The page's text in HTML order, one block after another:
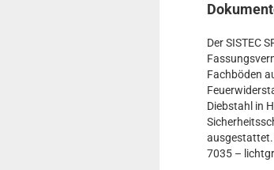
Der SISTEC
Fachböden
Diebstahl in
ausgestattet.
7035 –